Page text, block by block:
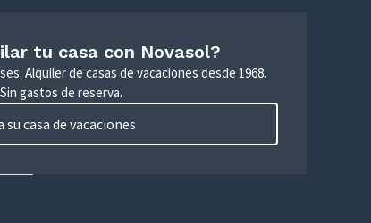
tu casa con Novasol?
Alquiler de casas de vacaciones desde 1968.
gastos de reserva.
su casa de vacaciones